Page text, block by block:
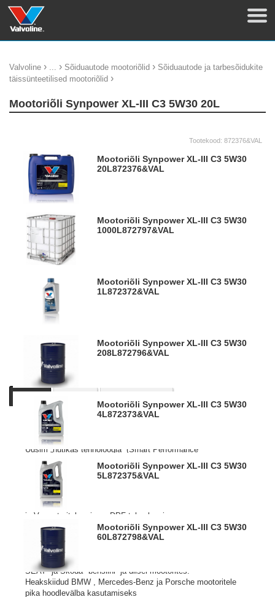
Valvoline › ... › Sõiduautode mootoriõlid › Sõiduautode ja tarbesõidukite
täissünteetilised mootoriõlid ›
Mootoriõli Synpower XL-III C3 5W30 20L
Tootekood: 872376&VAL
Mootoriõli Synpower XL-III C3 5W30
20L872376&VAL
Mootoriõli Synpower XL-III C3 5W30
1000L872797&VAL
Mootoriõli Synpower XL-III C3 5W30
1L872372&VAL
Mootoriõli Synpower XL-III C3 5W30
208L872796&VAL
Mootoriõli Synpower XL-III C3 5W30
4L872373&VAL
Mootoriõli Synpower XL-III C3 5W30
5L872375&VAL
Mootoriõli Synpower XL-III C3 5W30
60L872798&VAL
Valvoline SynPower mootoriõlid on valmistatud uuel
lisanditehnoloogial tagades parima kaitse ja tõhususe.
Uusim „nutikas tehnoloogia“ (Smart Performance
Technology)
tagab kuni 70% parema kulumiskaitse ja kuni 3x suurema
kütuse ökonoomia võrreldes kõige viimaste nõutud
valdkonna standarditega.
Spetsiaalselt väljatöötatud ja heaks kiidetud VW* Euro IV
ja V mootoritele mis on DPF tehnoloogiaga.
Asendab tagasiulatuvalt kõiki VW spetsifikatsioone ja sobib
ka mootoritele milledel on WIV süsteem ekstra pika
hooldeintervalli võimaldamiseks kuni 30.000 km või 2
a.Sobib kasutamiseks kõigis kaasaegsetes VW, AUDI*,
SEAT* ja Skoda* bensiini- ja diisel mootorites.
Heakskiidud BMW , Mercedes-Benz ja Porsche mootoritele
pika hoodlevälba kasutamiseks